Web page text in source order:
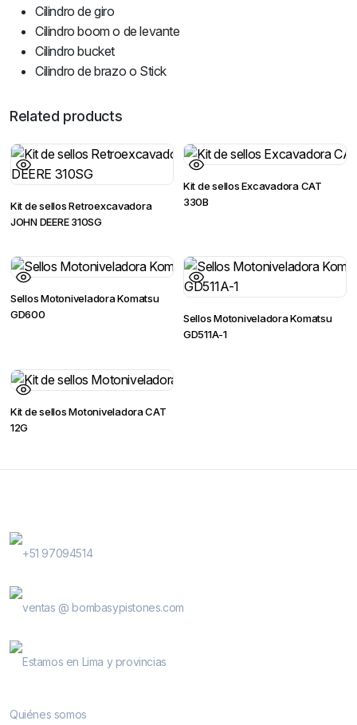
Cilindro de giro
Cilindro boom o de levante
Cilindro bucket
Cilindro de brazo o Stick
Related products
Kit de sellos Retroexcavadora
JOHN DEERE 310SG
Kit de sellos Excavadora CAT
330B
Sellos Motoniveladora Komatsu
GD600
Sellos Motoniveladora Komatsu
GD511A-1
Kit de sellos Motoniveladora CAT
12G
+51 97094514
ventas @ bombasypistones.com
Estamos en Lima y provincias
Quiénes somos